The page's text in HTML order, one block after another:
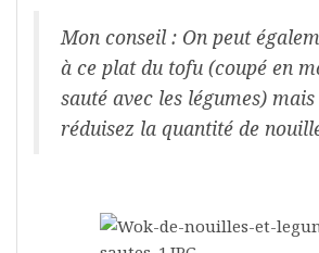
Mon conseil : On peut
à ce plat du tofu (coupé en
sauté avec les légumes)
réduisez la quantité de